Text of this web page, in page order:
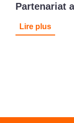
Partenariat
Lire plus